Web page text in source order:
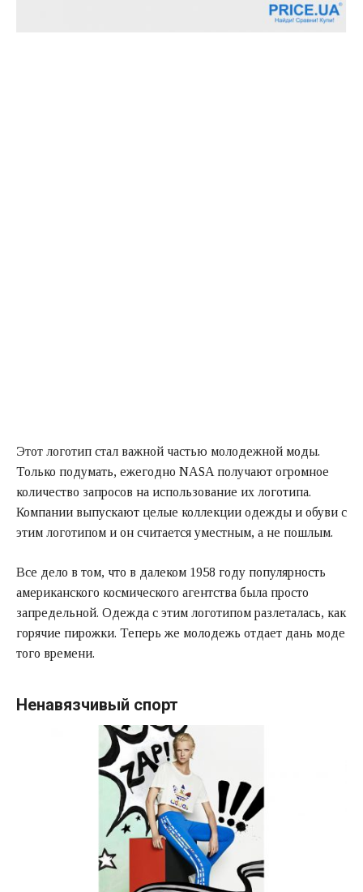
Этот логотип стал важной частью молодежной моды.
Только подумать, ежегодно NASA получают огромное
количество запросов на использование их логотипа.
Компании выпускают целые коллекции одежды и обуви с
этим логотипом и он считается уместным, а не пошлым.
Все дело в том, что в далеком 1958 году популярность
американского космического агентства была просто
запредельной. Одежда с этим логотипом разлеталась, как
горячие пирожки. Теперь же молодежь отдает дань моде
того времени.
Ненавязчивый спорт